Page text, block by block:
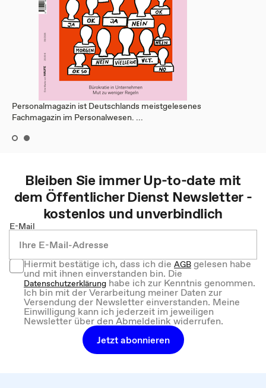
Personalmagazin ist Deutschlands meistgelesenes
Fachmagazin im Personalwesen. ...
Bleiben Sie immer Up-to-date mit
dem Öffentlicher Dienst Newsletter -
kostenlos und unverbindlich
E-Mail
Hiermit bestätige ich, dass ich dieAGBgelesen habe
und mit ihnen einverstanden bin. Die
Datenschutzerklärung habe ich zur Kenntnis genommen.
Ich bin mit der Verarbeitung meiner Daten zur
Versendung der Newsletter einverstanden. Meine
Einwilligung kann ich jederzeit im jeweiligen
Newsletter über den Abmeldelink widerrufen.
Jetzt abonnieren